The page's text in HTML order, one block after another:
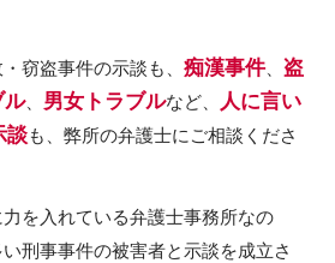
窃盗事件の示談も、痴漢事件、盗
ル、 男女トラブルなど、
人に言い
談も、弊所の弁護士にご相談くださ
を入れている弁護士事務所なの
刑事事件の被害者と示談を成立さ